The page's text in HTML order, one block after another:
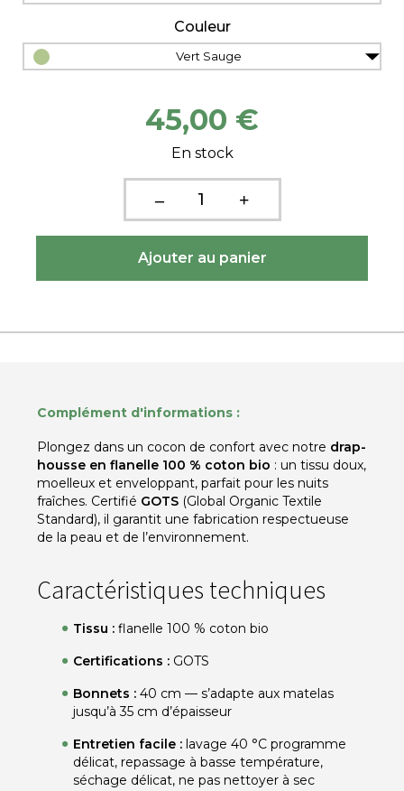
Couleur
Vert Sauge
45,00 €
En stock
Complément d'informations :
Plongez dans un cocon de confort avec notre drap-
housse en flanelle 100 % coton bio : un tissu doux,
moelleux et enveloppant, parfait pour les nuits
fraîches. Certifié GOTS (Global Organic Textile
Standard), il garantit une fabrication respectueuse
de la peau et de l’environnement.
Caractéristiques techniques
Tissu : flanelle 100 % coton bio
Certifications : GOTS
Bonnets : 40 cm — s’adapte aux matelas
jusqu’à 35 cm d’épaisseur
Entretien facile : lavage 40 °C programme
délicat, repassage à basse température,
séchage délicat, ne pas nettoyer à sec